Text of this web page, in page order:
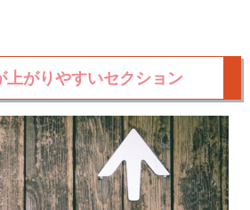
上がりやすいセクション